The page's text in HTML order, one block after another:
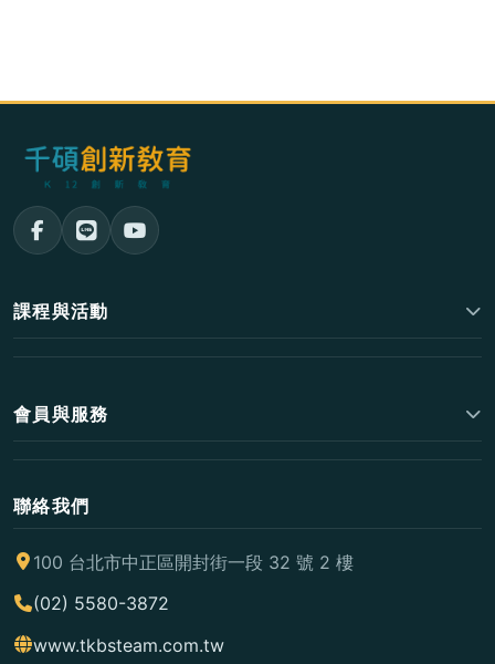
課程與活動
會員與服務
聯絡我們
100 台北市中正區開封街一段 32 號 2 樓
(02) 5580-3872
www.tkbsteam.com.tw